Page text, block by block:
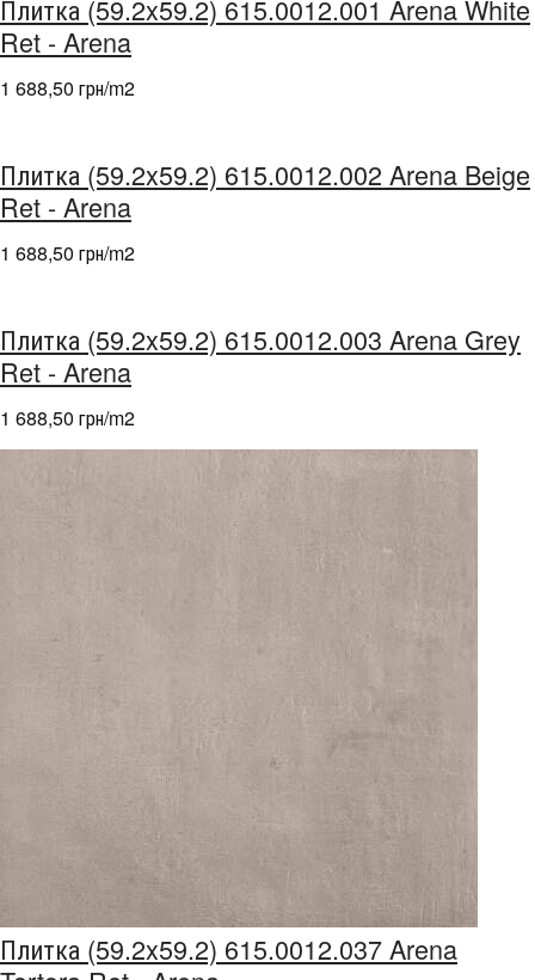
Плитка (59.2x59.2) 615.0012.001 Arena White
Ret - Arena
1 688,50 грн/m2
Плитка (59.2x59.2) 615.0012.002 Arena Beige
Ret - Arena
1 688,50 грн/m2
Плитка (59.2x59.2) 615.0012.003 Arena Grey
Ret - Arena
1 688,50 грн/m2
Плитка (59.2x59.2) 615.0012.037 Arena